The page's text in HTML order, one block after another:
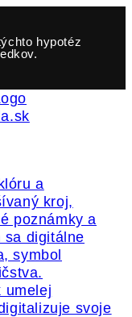
hypotéz
umelej
svoje